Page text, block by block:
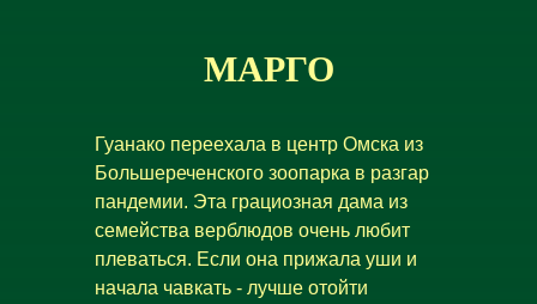
Гуанако переехала в центр Омска из
Большереченского зоопарка в разгар
пандемии. Эта грациозная дама из
семейства верблюдов очень любит
плеваться. Если она прижала уши и
начала чавкать - лучше отойти
МАРГО